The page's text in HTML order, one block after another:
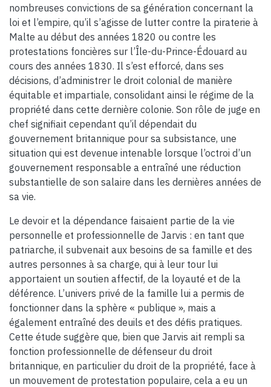
nombreuses convictions de sa génération concernant la
loi et l’empire, qu’il s’agisse de lutter contre la piraterie à
Malte au début des années 1820 ou contre les
protestations foncières sur l’Île-du-Prince-Édouard au
cours des années 1830. Il s’est efforcé, dans ses
décisions, d’administrer le droit colonial de manière
équitable et impartiale, consolidant ainsi le régime de la
propriété dans cette dernière colonie. Son rôle de juge en
chef signifiait cependant qu’il dépendait du
gouvernement britannique pour sa subsistance, une
situation qui est devenue intenable lorsque l’octroi d’un
gouvernement responsable a entraîné une réduction
substantielle de son salaire dans les dernières années de
sa vie.
Le devoir et la dépendance faisaient partie de la vie
personnelle et professionnelle de Jarvis : en tant que
patriarche, il subvenait aux besoins de sa famille et des
autres personnes à sa charge, qui à leur tour lui
apportaient un soutien affectif, de la loyauté et de la
déférence. L’univers privé de la famille lui a permis de
fonctionner dans la sphère « publique », mais a
également entraîné des deuils et des défis pratiques.
Cette étude suggère que, bien que Jarvis ait rempli sa
fonction professionnelle de défenseur du droit
britannique, en particulier du droit de la propriété, face à
un mouvement de protestation populaire, cela a eu un